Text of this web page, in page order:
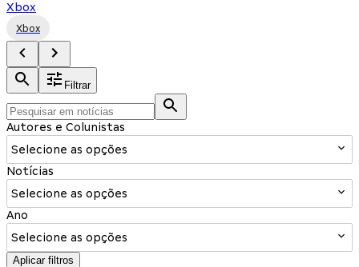
Xbox
Xbox
Filtrar
Autores e Colunistas
Selecione as opções
Notícias
Selecione as opções
Ano
Selecione as opções
Aplicar filtros